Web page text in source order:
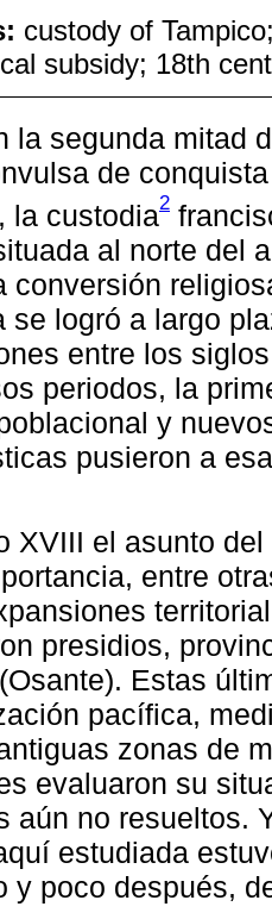
custody of
subsidy; 18th
la segunda mitad
de
la custodia2
al norte del
conversión
se logró a largo
entre los
periodos, la
y
pusieron a
XVIII el asunto
entre
presidios,
Estas
pacífica,
zonas de
evaluaron su
aún no resueltos.
estudiada
y poco después,